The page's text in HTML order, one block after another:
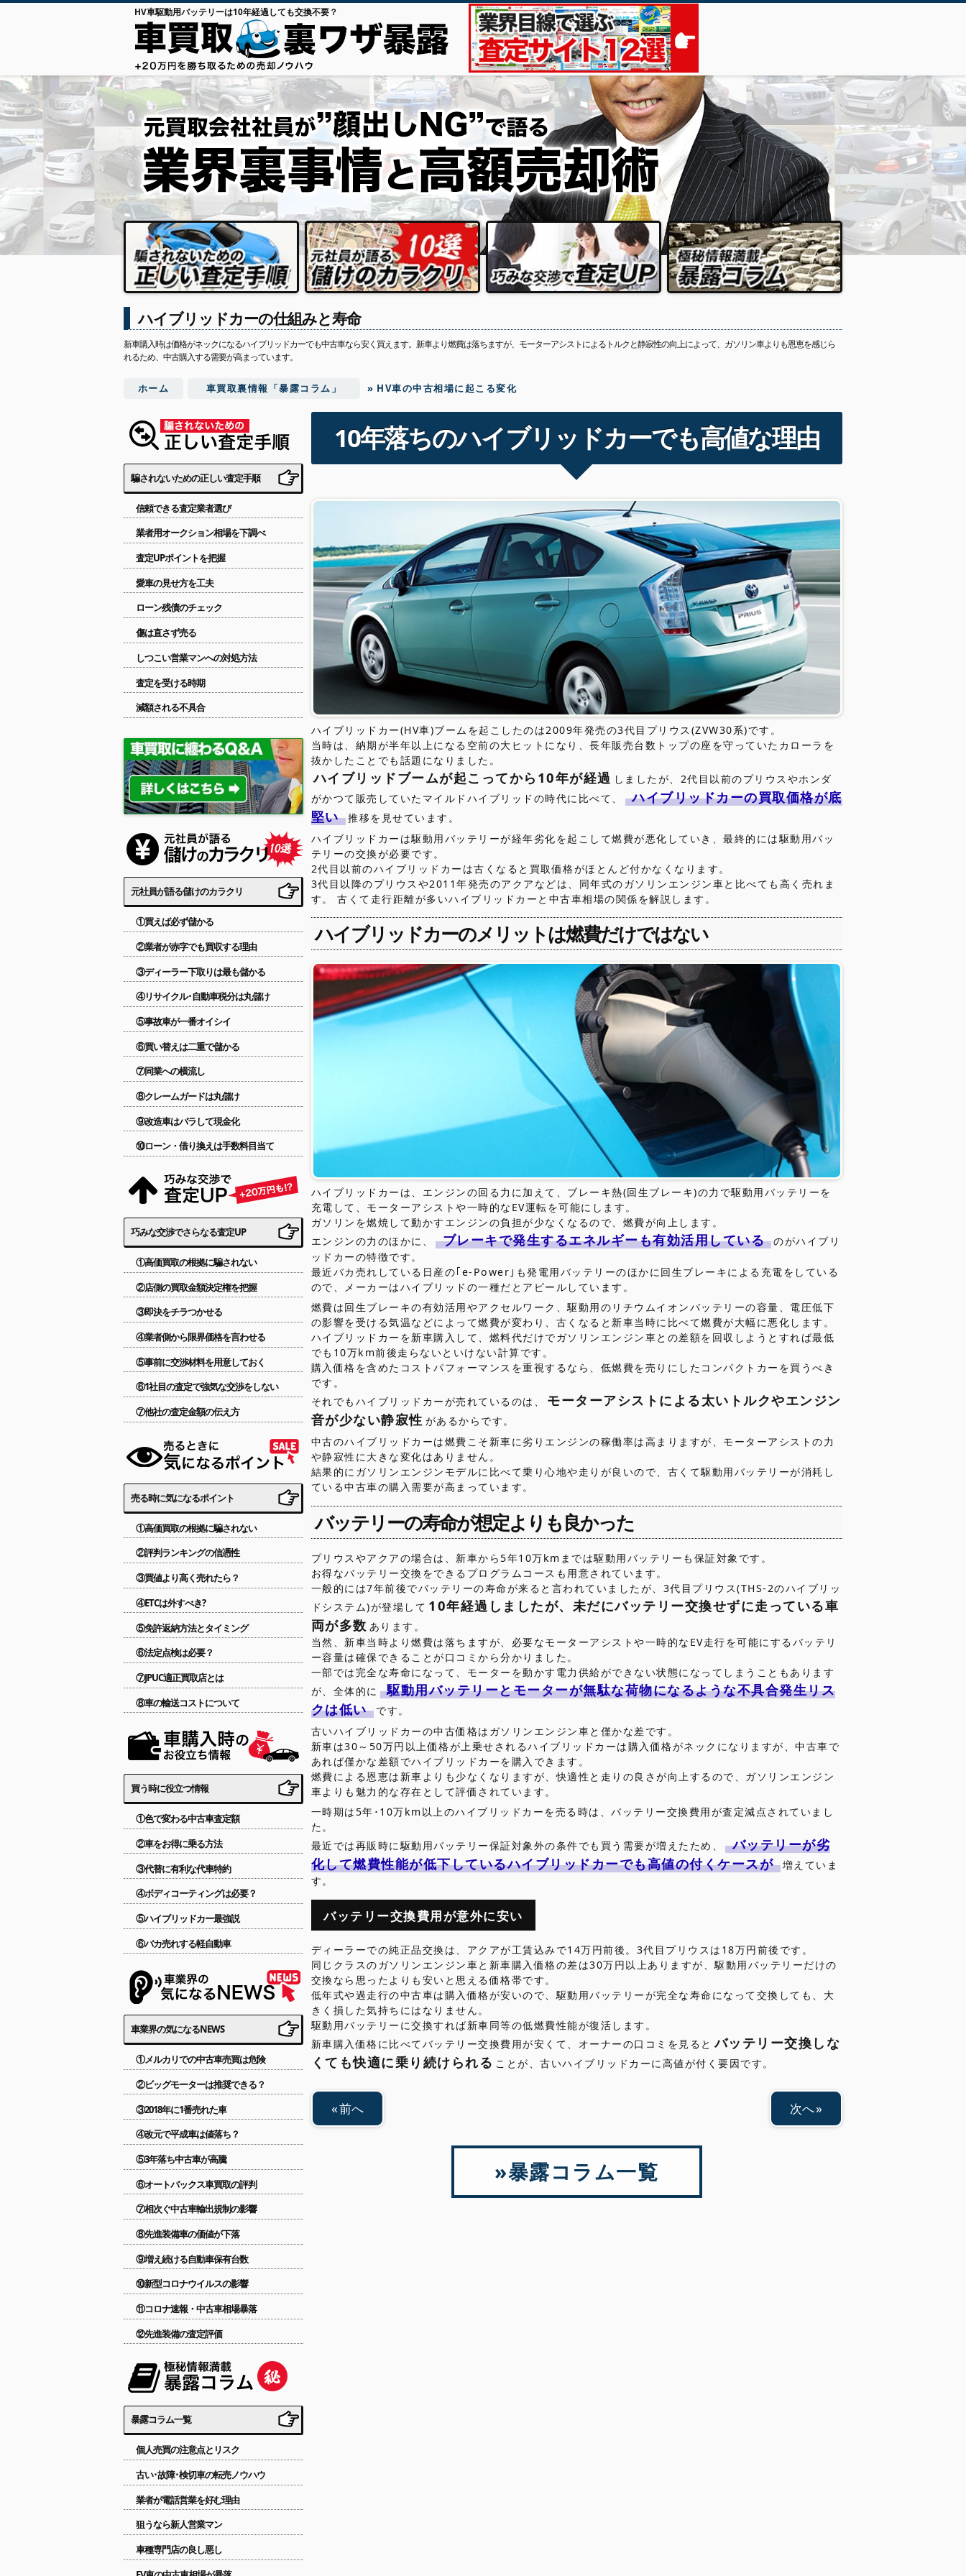
HV車駆動用バッテリーは10年経過しても交換不要？
ハイブリッドカーの仕組みと寿命
新車購入時は価格がネックになるハイブリッドカーでも中古車なら安く買えます。新車より燃費は落ちますが、モーターアシストによるトルクと静寂性の向上によって、ガソリン車よりも恩恵を感じら
れるため、中古購入する需要が高まっています。
ホーム 車買取裏情報「暴露コラム」 » HV車の中古相場に起こる変化
10年落ちのハイブリッドカーでも高値な理由
ハイブリッドカー(HV車)ブームを起こしたのは2009年発売の3代目プリウス(ZVW30系)です。
当時は、納期が半年以上になる空前の大ヒットになり、長年販売台数トップの座を守っていたカローラを
抜かしたことでも話題になりました。
ハイブリッドブームが起こってから10年が経過 しましたが、2代目以前のプリウスやホンダ
がかつて販売していたマイルドハイブリッドの時代に比べて、
ハイブリッドカーの買取価格が底
堅い
推移を見せています。
ハイブリッドカーは駆動用バッテリーが経年劣化を起こして燃費が悪化していき、最終的には駆動用バッ
テリーの交換が必要です。
2代目以前のハイブリッドカーは古くなると買取価格がほとんど付かなくなります。
3代目以降のプリウスや2011年発売のアクアなどは、同年式のガソリンエンジン車と比べても高く売れま
す。 古くて走行距離が多いハイブリッドカーと中古車相場の関係を解説します。
ハイブリッドカーのメリットは燃費だけではない
ハイブリッドカーは、エンジンの回る力に加えて、ブレーキ熱(回生ブレーキ)の力で駆動用バッテリーを
充電して、モーターアシストや一時的なEV運転を可能にします。
ガソリンを燃焼して動かすエンジンの負担が少なくなるので、燃費が向上します。
エンジンの力のほかに、
ブレーキで発生するエネルギーも有効活用している
のがハイブリ
ッドカーの特徴です。
最近バカ売れしている日産の｢e-Power｣も発電用バッテリーのほかに回生ブレーキによる充電をしている
ので、メーカーはハイブリッドの一種だとアピールしています。
燃費は回生ブレーキの有効活用やアクセルワーク、駆動用のリチウムイオンバッテリーの容量、電圧低下
の影響を受ける気温などによって燃費が変わり、古くなると新車当時に比べて燃費が大幅に悪化します。
ハイブリッドカーを新車購入して、燃料代だけでガソリンエンジン車との差額を回収しようとすれば最低
でも10万km前後走らないといけない計算です。
購入価格を含めたコストパフォーマンスを重視するなら、低燃費を売りにしたコンパクトカーを買うべき
です。
それでもハイブリッドカーが売れているのは、
モーターアシストによる太いトルクやエンジン
音が少ない静寂性 があるからです。
中古のハイブリッドカーは燃費こそ新車に劣りエンジンの稼働率は高まりますが、モーターアシストの力
や静寂性に大きな変化はありません。
結果的にガソリンエンジンモデルに比べて乗り心地や走りが良いので、古くて駆動用バッテリーが消耗し
ている中古車の購入需要が高まっています。
バッテリーの寿命が想定よりも良かった
プリウスやアクアの場合は、新車から5年10万kmまでは駆動用バッテリーも保証対象です。
お得なバッテリー交換をできるプログラムコースも用意されています。
一般的には7年前後でバッテリーの寿命が来ると言われていましたが、3代目プリウス(THS-2のハイブリッ
ドシステム)が登場して 10年経過しましたが、未だにバッテリー交換せずに走っている車
両が多数 あります。
当然、新車当時より燃費は落ちますが、必要なモーターアシストや一時的なEV走行を可能にするバッテリ
ー容量は確保できることが口コミから分かりました。
一部では完全な寿命になって、モーターを動かす電力供給ができない状態になってしまうこともあります
が、全体的に
駆動用バッテリーとモーターが無駄な荷物になるような不具合発生リス
クは低い
です。
古いハイブリッドカーの中古価格はガソリンエンジン車と僅かな差です。
新車は30～50万円以上価格が上乗せされるハイブリッドカーは購入価格がネックになりますが、中古車で
あれば僅かな差額でハイブリッドカーを購入できます。
燃費による恩恵は新車よりも少なくなりますが、快適性と走りの良さが向上するので、ガソリンエンジン
車よりも魅力的な存在として評価されています。
一時期は5年･10万km以上のハイブリッドカーを売る時は、バッテリー交換費用が査定減点されていまし
た。
最近では再販時に駆動用バッテリー保証対象外の条件でも買う需要が増えたため、
バッテリーが劣
化して燃費性能が低下しているハイブリッドカーでも高値の付くケースが
増えていま
す。
バッテリー交換費用が意外に安い
ディーラーでの純正品交換は、アクアが工賃込みで14万円前後。3代目プリウスは18万円前後です。
同じクラスのガソリンエンジン車と新車購入価格の差は30万円以上ありますが、駆動用バッテリーだけの
交換なら思ったよりも安いと思える価格帯です。
低年式や過走行の中古車は購入価格が安いので、駆動用バッテリーが完全な寿命になって交換しても、大
きく損した気持ちにはなりません。
駆動用バッテリーに交換すれば新車同等の低燃費性能が復活します。
新車購入価格に比べてバッテリー交換費用が安くて、オーナーの口コミを見ると バッテリー交換しな
くても快適に乗り続けられる ことが、古いハイブリッドカーに高値が付く要因です。
前へ 次へ
暴露コラム一覧
騙されないための正しい査定手順
信頼できる査定業者選び
業者用オークション相場を下調べ
査定UPポイントを把握
愛車の見せ方を工夫
ローン残債のチェック
傷は直さず売る
しつこい営業マンへの対処方法
査定を受ける時期
減額される不具合
元社員が語る儲けのカラクリ
①買えば必ず儲かる
②業者が赤字でも買収する理由
③ディーラー下取りは最も儲かる
④リサイクル･自動車税分は丸儲け
⑤事故車が一番オイシイ
⑥買い替えは二重で儲かる
⑦同業への横流し
⑧クレームガードは丸儲け
⑨改造車はバラして現金化
⑩ローン・借り換えは手数料目当て
巧みな交渉でさらなる査定UP
①高価買取の根拠に騙されない
②店側の買取金額決定権を把握
③即決をチラつかせる
④業者側から限界価格を言わせる
⑤事前に交渉材料を用意しておく
⑥1社目の査定で強気な交渉をしない
⑦他社の査定金額の伝え方
売る時に気になるポイント
①高価買取の根拠に騙されない
②評判ランキングの信憑性
③買値より高く売れたら？
④ETCは外すべき?
⑤免許返納方法とタイミング
⑥法定点検は必要？
⑦JPUC適正買取店とは
⑧車の輸送コストについて
買う時に役立つ情報
①色で変わる中古車査定額
②車をお得に乗る方法
③代替に有利な代車特約
④ボディコーティングは必要？
⑤ハイブリッドカー最強説
⑥バカ売れする軽自動車
車業界の気になるNEWS
①メルカリでの中古車売買は危険
②ビッグモーターは推奨できる？
③2018年に1番売れた車
④改元で平成車は値落ち？
⑤3年落ち中古車が高騰
⑥オートバックス車買取の評判
⑦相次ぐ中古車輸出規制の影響
⑧先進装備車の価値が下落
⑨増え続ける自動車保有台数
⑩新型コロナウイルスの影響
⑪コロナ速報・中古車相場暴落
⑫先進装備の査定評価
暴露コラム一覧
個人売買の注意点とリスク
古い･故障･検切車の転売ノウハウ
業者が電話営業を好む理由
狙うなら新人営業マン
車種専門店の良し悪し